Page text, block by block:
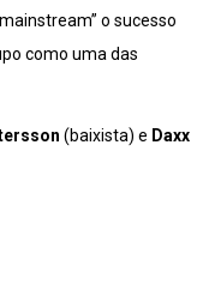
o sucesso
como uma das
(baixista) e Daxx